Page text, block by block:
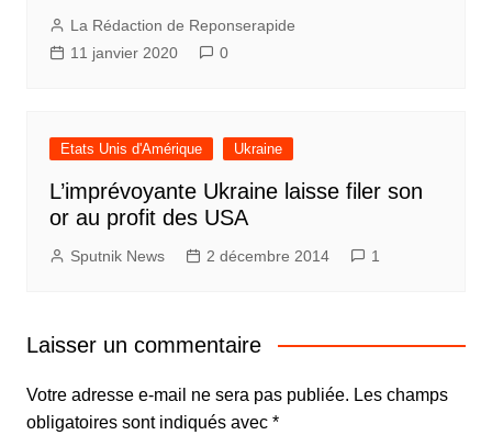
La Rédaction de Reponserapide
11 janvier 2020
0
Etats Unis d'Amérique Ukraine
L’imprévoyante Ukraine laisse filer son
or au profit des USA
Sputnik News 2 décembre 2014 1
Laisser un commentaire
Votre adresse e-mail ne sera pas publiée. Les champs
obligatoires sont indiqués avec *